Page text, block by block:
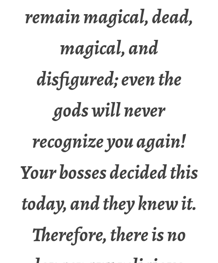
remain magical, dead,
magical, and
disfigured; even the
gods will never
recognize you again!
Your bosses decided this
today, and they knew it.
Therefore, there is no